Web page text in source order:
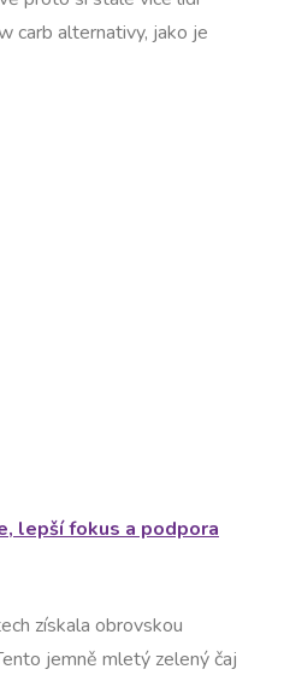
carb alternativy, jako je
lepší fokus a podpora
získala obrovskou
jemně mletý zelený čaj